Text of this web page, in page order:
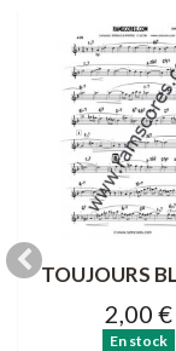
TOUJOURS
2,00 €
En stock